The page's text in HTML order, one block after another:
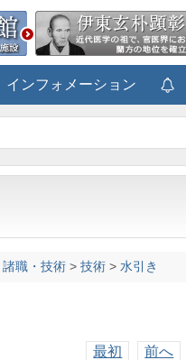
インフォメーション
諸職・技術> 技術> 水引き
最初
前へ